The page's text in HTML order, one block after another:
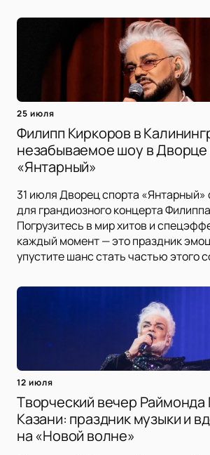
25 июля
Филипп Киркоров в
незабываемое шоу в Дворце
«Янтарный»
31 июля Дворец спорта «Янтарный»
для грандиозного концерта
Погрузитесь в мир хитов и
каждый момент — это праздник
упустите шанс стать частью этого
12 июля
Творческий вечер Раймонда
Казани: праздник музыки и
на «Новой волне»